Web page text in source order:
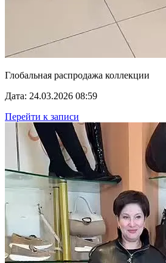
Глобальная распродажа коллекции
Дата: 24.03.2026 08:59
Перейти к записи